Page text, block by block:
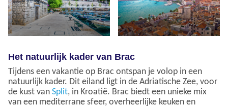
Het natuurlijk kader van Brac
Tijdens een vakantie op Brac ontspan je volop in een
natuurlijk kader. Dit eiland ligt in de Adriatische Zee, voor
de kust van Split, in Kroatië. Brac biedt een unieke mix
van een mediterrane sfeer, overheerlijke keuken en